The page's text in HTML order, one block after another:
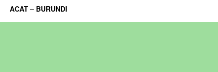
ACAT – BURUNDI